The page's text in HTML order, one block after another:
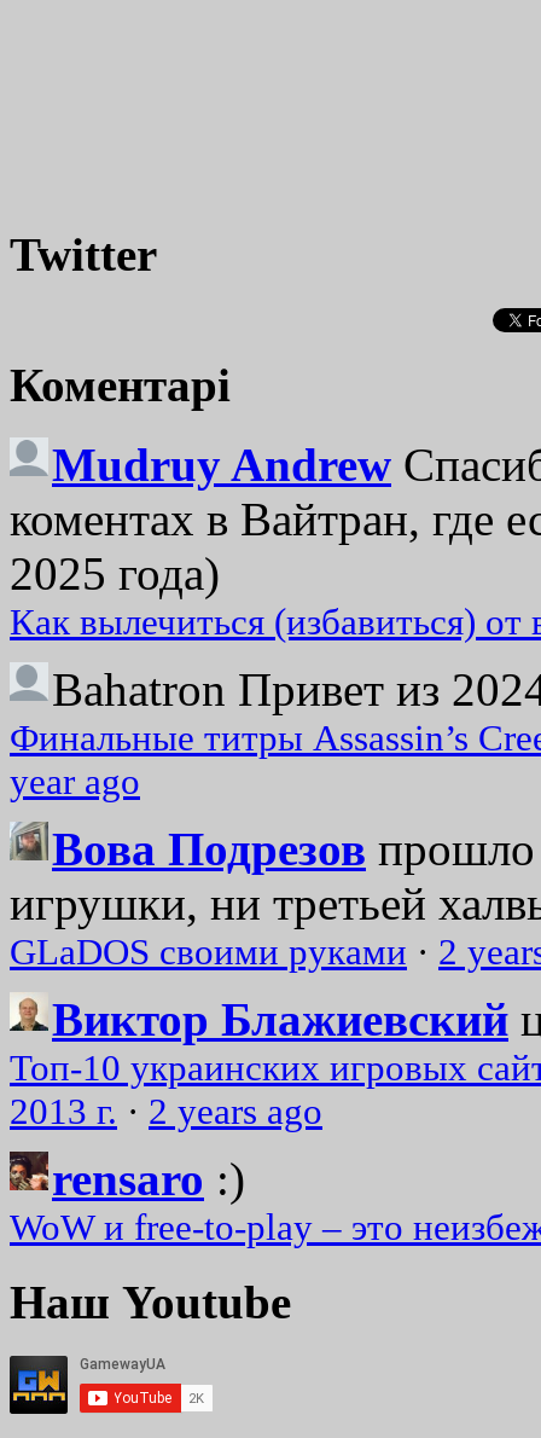
Twitter
Коментарі
Mudruy Andrew
коментах в Вайтран, где
2025 года)
Как вылечиться (избавиться)
Bahatron Привет из
Финальные титры Assassin’s
year ago
Вова Подрезов прошло
игрушки, ни третьей
GLaDOS своими руками · 2
Виктор Блажиевский
Топ-10 украинских игровых
2013 г. · 2 years ago
rensaro :)
WoW и free-to-play – это
Наш Youtube